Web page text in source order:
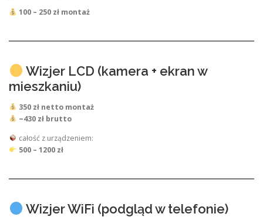
100 – 250 zł montaż
Wizjer LCD (kamera + ekran w
mieszkaniu)
350 zł netto montaż
~430 zł brutto
całość z urządzeniem:
500 – 1200 zł
Wizjer WiFi (podgląd w telefonie)